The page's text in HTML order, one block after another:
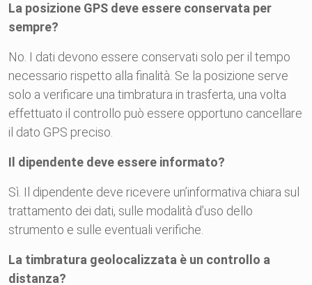
La posizione GPS deve essere conservata per
sempre?
No. I dati devono essere conservati solo per il tempo
necessario rispetto alla finalità. Se la posizione serve
solo a verificare una timbratura in trasferta, una volta
effettuato il controllo può essere opportuno cancellare
il dato GPS preciso.
Il dipendente deve essere informato?
Sì. Il dipendente deve ricevere un’informativa chiara sul
trattamento dei dati, sulle modalità d’uso dello
strumento e sulle eventuali verifiche.
La timbratura geolocalizzata è un controllo a
distanza?